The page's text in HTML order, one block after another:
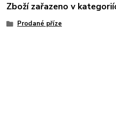
Zboží zařazeno v
Prodané příze